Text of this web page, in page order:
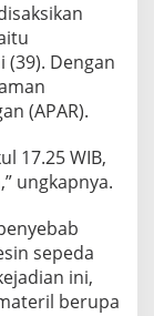
(39). Dengan
(APAR).
17.25 WIB,
ungkapnya.
sepeda
ini,
berupa